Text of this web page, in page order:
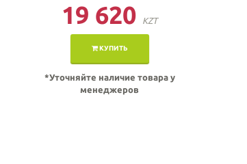
19 620 KZT
КУПИТЬ
*Уточняйте наличие товара у
менеджеров